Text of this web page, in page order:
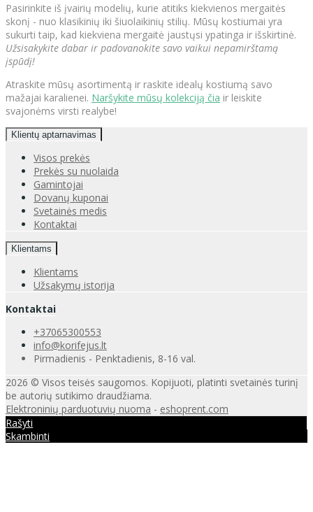
Pasirinkite iš įvairių modelių, kurie atitiks kiekvienos mergaitės
skonį - nuo klasikinių iki šiuolaikinių stilių. Mūsų kostiumai yra
sukurti taip, kad kiekviena mergaitė jaustųsi ypatinga ir išskirtinė.
Užsisakykite dabar ir padovanokite savo vaikui nepamirštamą
įspūdį!
Atraskite mūsų asortimentą ir raskite idealų kostiumą savo
mažajai karalienei. Naršykite mūsų kolekciją čia ir leiskite
svajonėms virsti realybe!
Klientų aptarnavimas
Visos prekės
Prekės su nuolaida
Gamintojai
Dovanų kuponai
Svetainės medis
Kontaktai
Klientams
Klientams
Užsakymų istorija
Kontaktai
+37065300553
info@korifejus.lt
Pirmadienis - Penktadienis, 8-16 val.
2026 © Visos teisės saugomos. Kopijuoti, platinti svetainės turinį
be autorių sutikimo draudžiama.
Elektroninių parduotuvių nuoma - eshoprent.com
Rašyti
Skambinti